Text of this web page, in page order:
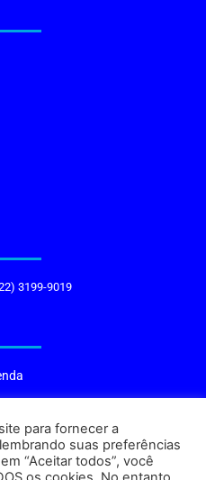
3199-9019
para fornecer a
suas preferências
“Aceitar todos”, você